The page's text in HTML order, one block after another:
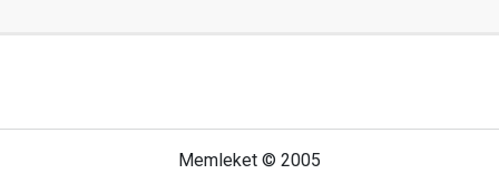
Memleket © 2005